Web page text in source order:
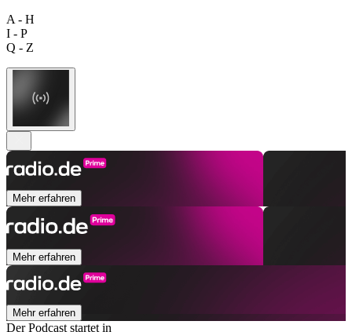
A - H
I - P
Q - Z
Mehr erfahren
Mehr erfahren
Mehr erfahren
Der Podcast startet in